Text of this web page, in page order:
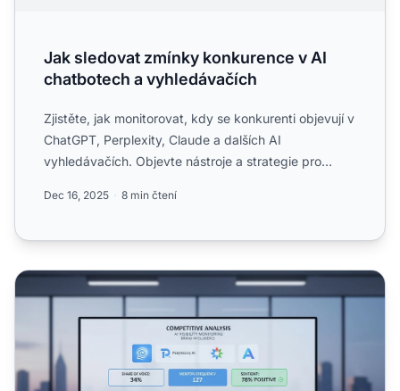
Jak sledovat zmínky konkurence v AI
chatbotech a vyhledávačích
Zjistěte, jak monitorovat, kdy se konkurenti objevují v
ChatGPT, Perplexity, Claude a dalších AI
vyhledávačích. Objevte nástroje a strategie pro
Dec 16, 2025 8 min čtení
Nástroje pro konkurenční analýzu v AI